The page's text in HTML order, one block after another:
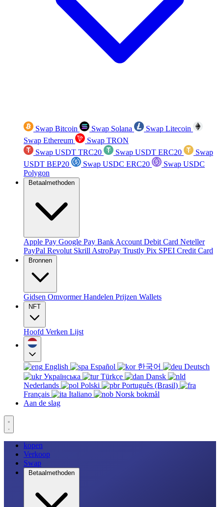
Swap Bitcoin Swap Solana
Swap Litecoin
Swap Ethereum
Swap TRON
Swap USDT TRC20
Swap USDT ERC20
Swap
USDT BEP20
Swap USDC ERC20
Swap USDC
Polygon
Betaalmethoden
Apple Pay Google Pay Bank Account Debit Card Neteller
PayPal Revolut Skrill AstroPay Trustly Pix SPEI Credit Card
Bronnen
Gidsen OmvormerHandelen Prijzen Wallets
NFT
Hoofd Verken Lijst
English Español 한국어
Deutsch
Українська
Türkçe
Dansk
Nederlands
Polski
Português (Brasil)
Français
Italiano
Norsk bokmål
Aan de slag
kopen
Verkoop
Swap
Betaalmethoden